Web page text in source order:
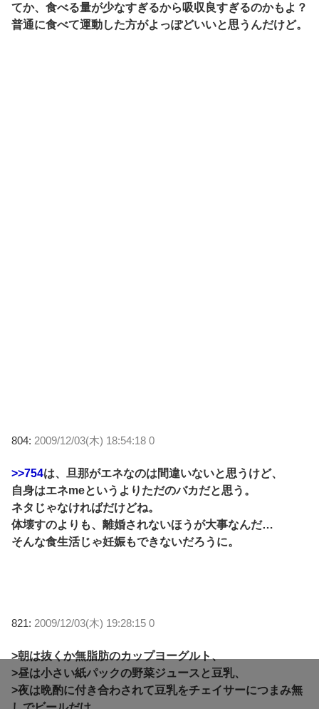
てか、食べる量が少なすぎるから吸収良すぎるのかもよ？
普通に食べて運動した方がよっぽどいいと思うんだけど。
804: 2009/12/03(木) 18:54:18 0
>>754は、旦那がエネなのは間違いないと思うけど、
自身はエネmeというよりただのバカだと思う。
ネタじゃなければだけどね。
体壊すのよりも、離婚されないほうが大事なんだ…
そんな食生活じゃ妊娠もできないだろうに。
821: 2009/12/03(木) 19:28:15 0
>朝は抜くか無脂肪のカップヨーグルト、
>昼は小さい紙パックの野菜ジュースと豆乳、
>夜は晩酌に付き合わされて豆乳をチェイサーにつまみ無